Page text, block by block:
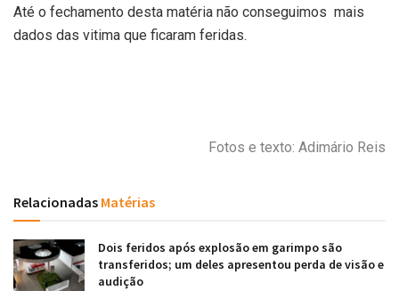
Até o fechamento desta matéria não conseguimos mais
dados das vitima que ficaram feridas.
Fotos e texto: Adimário Reis
Relacionadas Matérias
Dois feridos após explosão em garimpo são
transferidos; um deles apresentou perda de visão e
audição